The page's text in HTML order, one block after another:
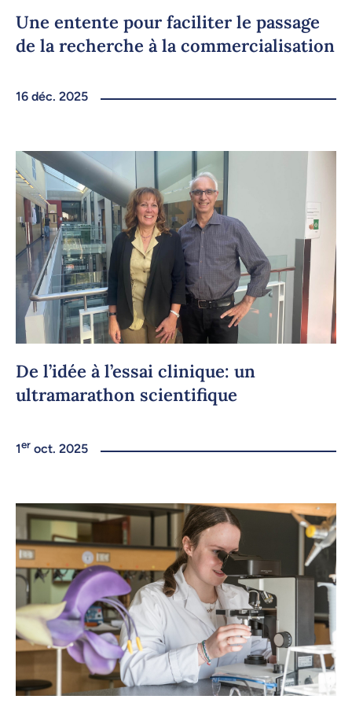
Une entente pour faciliter le passage
de la recherche à la commercialisation
16 déc. 2025
De l’idée à l’essai clinique: un
ultramarathon scientifique
1er oct. 2025